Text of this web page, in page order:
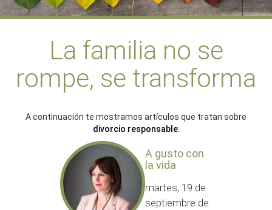
La familia no se
rompe, se transforma
A continuación te mostramos artículos que tratan sobre
divorcio responsable:
A gusto con
la vida
martes, 19 de
septiembre de